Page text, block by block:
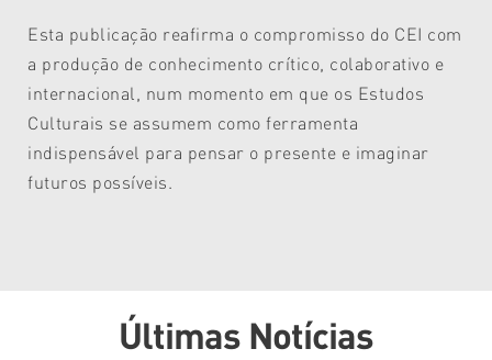
Esta publicação reafirma o compromisso do CEI com
a produção de conhecimento crítico, colaborativo e
internacional, num momento em que os Estudos
Culturais se assumem como ferramenta
indispensável para pensar o presente e imaginar
futuros possíveis.
Últimas Notícias